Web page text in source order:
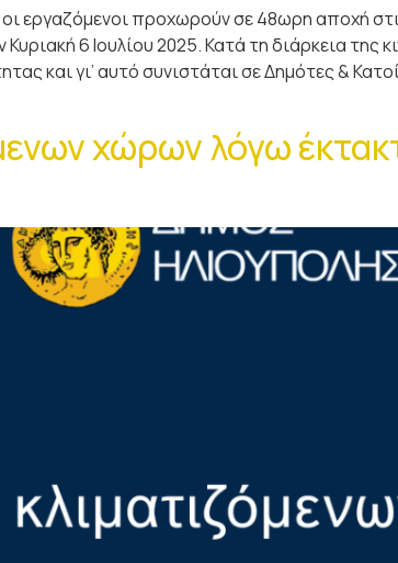
εργαζόμενοι προχωρούν σε 48ωρη αποχή
6 Ιουλίου 2025. Κατά τη διάρκεια της
και γι’ αυτό συνιστάται σε Δημότες &
χώρων λόγω